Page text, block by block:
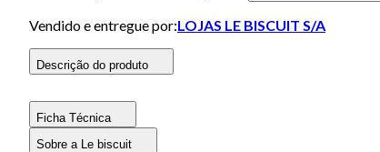
Vendido e entregue por:LOJAS LE BISCUIT S/A
Descrição do produto
Ficha Técnica
Sobre a Le biscuit